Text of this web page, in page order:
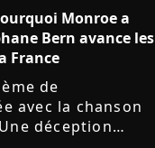
Monroe a
Bern avance les
France
de
avec la chanson
déception